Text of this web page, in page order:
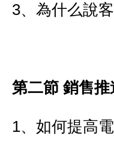
3、為什么說
第二節 銷售推
1、如何提高